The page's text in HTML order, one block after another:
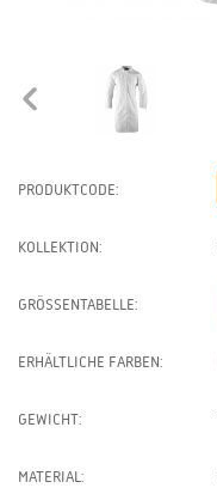
PRODUKTCODE:
KOLLEKTION:
GRÖSSENTABELLE:
ERHÄLTLICHE FARBEN:
GEWICHT:
MATERIAL: